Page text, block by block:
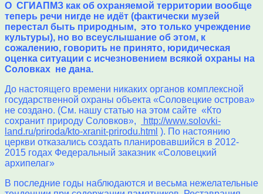
О СГИАПМЗ как об охраняемой территории вообще
теперь речи нигде не идёт (фактически музей
перестал быть природным, это только учреждение
культуры), но во всеуслышание об этом, к
сожалению, говорить не принято, юридическая
оценка ситуации с исчезновением всякой охраны на
Соловках не дана.
До настоящего времени никаких органов комплексной
государственной охраны объекта «Соловецкие острова»
не создано. (См. нашу статью на этом сайте «Кто
сохранит природу Соловков»,
http://www.solovki-
land.ru/priroda/kto-xranit-prirodu.html ). По настоянию
церкви отказались создать планировавшийся в 2012-
2015 годах Федеральный заказник «Соловецкий
архипелаг»
В последние годы наблюдаются и весьма нежелательные